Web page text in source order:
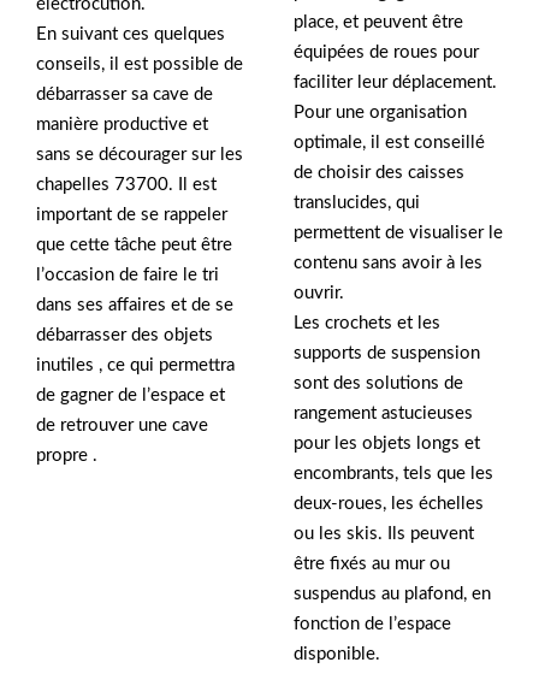
électrocution.
En suivant ces quelques
conseils, il est possible de
débarrasser sa cave de
manière productive et
sans se décourager sur les
chapelles 73700. Il est
important de se rappeler
que cette tâche peut être
l’occasion de faire le tri
dans ses affaires et de se
débarrasser des objets
inutiles , ce qui permettra
de gagner de l’espace et
de retrouver une cave
propre .
place, et peuvent être
équipées de roues pour
faciliter leur déplacement.
Pour une organisation
optimale, il est conseillé
de choisir des caisses
translucides, qui
permettent de visualiser le
contenu sans avoir à les
ouvrir.
Les crochets et les
supports de suspension
sont des solutions de
rangement astucieuses
pour les objets longs et
encombrants, tels que les
deux-roues, les échelles
ou les skis. Ils peuvent
être fixés au mur ou
suspendus au plafond, en
fonction de l’espace
disponible.